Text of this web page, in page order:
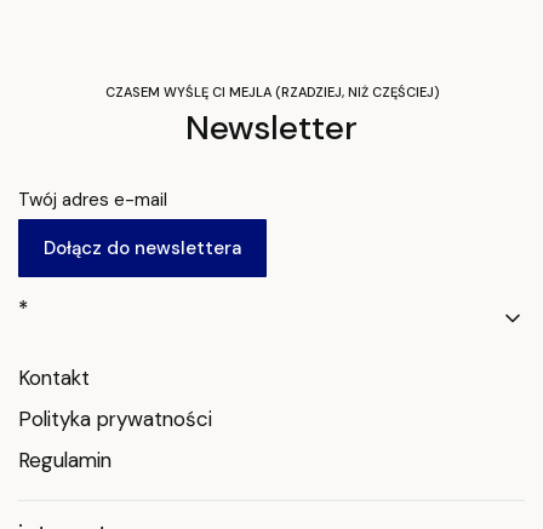
CZASEM WYŚLĘ CI MEJLA (RZADZIEJ, NIŻ CZĘŚCIEJ)
Newsletter
Twój adres e-mail
Dołącz do newslettera
Linki w stopce
*
Kontakt
Polityka prywatności
Regulamin